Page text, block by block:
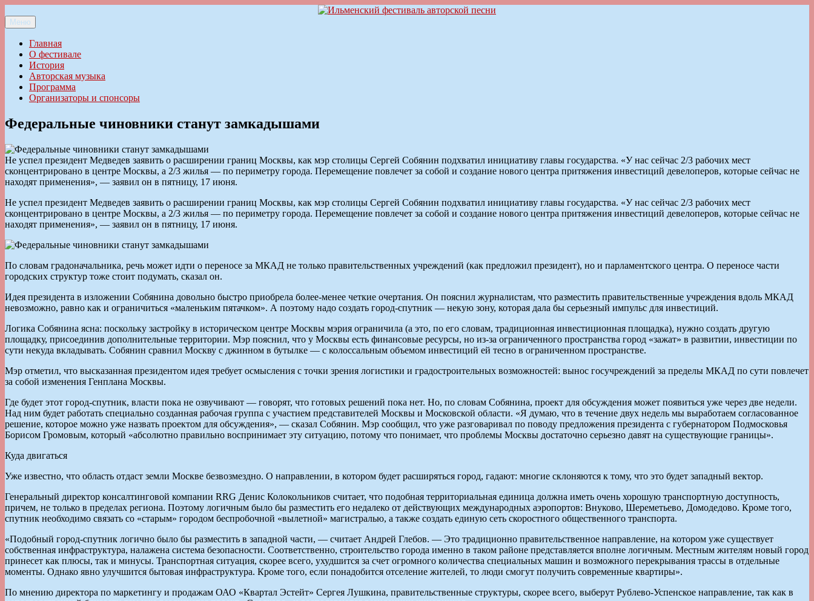
к
содержимому
Ильменский фестиваль авторской песни
Меню
Главная
О фестивале
История
Авторская музыка
Программа
Организаторы и спонсоры
Федеральные чиновники станут замкадышами
Не успел президент Медведев заявить о расширении границ Москвы, как мэр столицы Сергей Собянин подхватил инициативу главы государства. «У нас сейчас 2/3 рабочих мест
сконцентрировано в центре Москвы, а 2/3 жилья — по периметру города. Перемещение повлечет за собой и создание нового центра притяжения инвестиций девелоперов, которые сейчас не
находят применения», — заявил он в пятницу, 17 июня.
Не успел президент Медведев заявить о расширении границ Москвы, как мэр столицы Сергей Собянин подхватил инициативу главы государства. «У нас сейчас 2/3 рабочих мест
сконцентрировано в центре Москвы, а 2/3 жилья — по периметру города. Перемещение повлечет за собой и создание нового центра притяжения инвестиций девелоперов, которые сейчас не
находят применения», — заявил он в пятницу, 17 июня.
По словам градоначальника, речь может идти о переносе за МКАД не только правительственных учреждений (как предложил президент), но и парламентского центра. О переносе части
городских структур тоже стоит подумать, сказал он.
Идея президента в изложении Собянина довольно быстро приобрела более-менее четкие очертания. Он пояснил журналистам, что разместить правительственные учреждения вдоль МКАД
невозможно, равно как и ограничиться «маленьким пятачком». А поэтому надо создать город-спутник — некую зону, которая дала бы серьезный импульс для инвестиций.
Логика Собянина ясна: поскольку застройку в историческом центре Москвы мэрия ограничила (а это, по его словам, традиционная инвестиционная площадка), нужно создать другую
площадку, присоединив дополнительные территории. Мэр пояснил, что у Москвы есть финансовые ресурсы, но из-за ограниченного пространства город «зажат» в развитии, инвестиции по
сути некуда вкладывать. Собянин сравнил Москву с джинном в бутылке — с колоссальным объемом инвестиций ей тесно в ограниченном пространстве.
Мэр отметил, что высказанная президентом идея требует осмысления с точки зрения логистики и градостроительных возможностей: вынос госучреждений за пределы МКАД по сути повлечет
за собой изменения Генплана Москвы.
Где будет этот город-спутник, власти пока не озвучивают — говорят, что готовых решений пока нет. Но, по словам Собянина, проект для обсуждения может появиться уже через две недели.
Над ним будет работать специально созданная рабочая группа с участием представителей Москвы и Московской области. «Я думаю, что в течение двух недель мы выработаем согласованное
решение, которое можно уже назвать проектом для обсуждения», — сказал Собянин. Мэр сообщил, что уже разговаривал по поводу предложения президента с губернатором Подмосковья
Борисом Громовым, который «абсолютно правильно воспринимает эту ситуацию, потому что понимает, что проблемы Москвы достаточно серьезно давят на существующие границы».
Куда двигаться
Уже известно, что область отдаст земли Москве безвозмездно. О направлении, в котором будет расширяться город, гадают: многие склоняются к тому, что это будет западный вектор.
Генеральный директор консалтинговой компании RRG Денис Колокольников считает, что подобная территориальная единица должна иметь очень хорошую транспортную доступность,
причем, не только в пределах региона. Поэтому логичным было бы разместить его недалеко от действующих международных аэропортов: Внуково, Шереметьево, Домодедово. Кроме того,
спутник необходимо связать со «старым» городом беспробочной «вылетной» магистралью, а также создать единую сеть скоростного общественного транспорта.
«Подобный город-спутник логично было бы разместить в западной части, — считает Андрей Глебов. — Это традиционно правительственное направление, на котором уже существует
собственная инфраструктура, налажена система безопасности. Соответственно, строительство города именно в таком районе представляется вполне логичным. Местным жителям новый город
принесет как плюсы, так и минусы. Транспортная ситуация, скорее всего, ухудшится за счет огромного количества специальных машин и возможного перекрывания трассы в отдельные
моменты. Однако явно улучшится бытовая инфраструктура. Кроме того, если понадобится отселение жителей, то люди смогут получить современные квартиры».
По мнению директора по маркетингу и продажам ОАО «Квартал Эстейт» Сергея Лушкина, правительственные структуры, скорее всего, выберут Рублево-Успенское направление, так как в